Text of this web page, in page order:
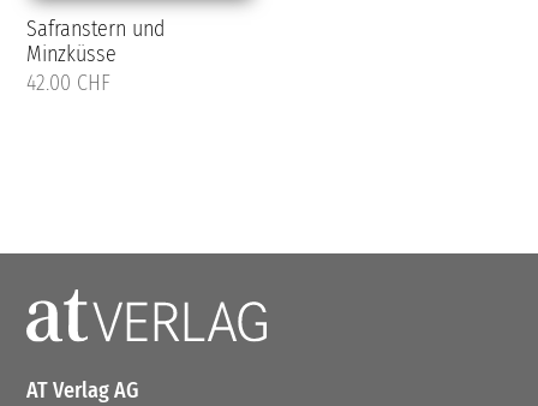
Safranstern und
Minzküsse
42.00 CHF
AT Verlag AG